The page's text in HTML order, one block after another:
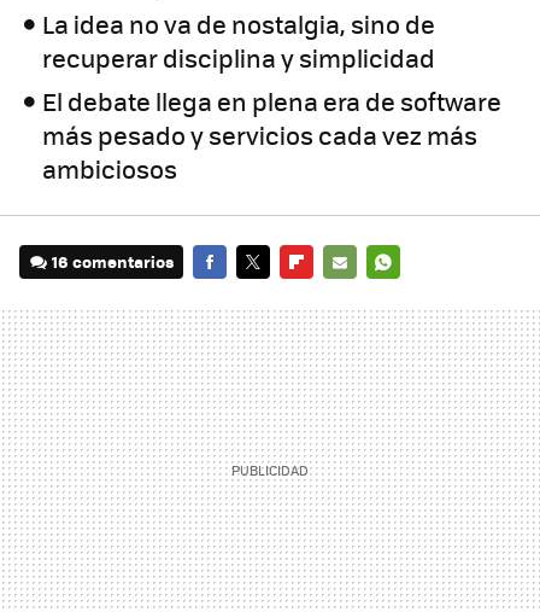
La idea no va de nostalgia, sino de
recuperar disciplina y simplicidad
El debate llega en plena era de software
más pesado y servicios cada vez más
ambiciosos
16 comentarios
MAIL